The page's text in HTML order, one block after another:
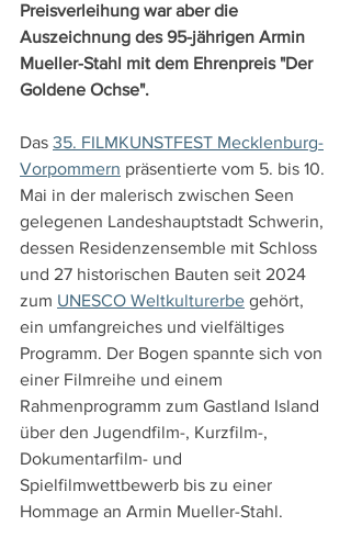
Preisverleihung war aber die
Auszeichnung des 95-jährigen Armin
Mueller-Stahl mit dem Ehrenpreis "Der
Goldene Ochse".
Das 35. FILMKUNSTFEST Mecklenburg-
Vorpommern präsentierte vom 5. bis 10.
Mai in der malerisch zwischen Seen
gelegenen Landeshauptstadt Schwerin,
dessen Residenzensemble mit Schloss
und 27 historischen Bauten seit 2024
zum UNESCO Weltkulturerbe gehört,
ein umfangreiches und vielfältiges
Programm. Der Bogen spannte sich von
einer Filmreihe und einem
Rahmenprogramm zum Gastland Island
über den Jugendfilm-, Kurzfilm-,
Dokumentarfilm- und
Spielfilmwettbewerb bis zu einer
Hommage an Armin Mueller-Stahl.